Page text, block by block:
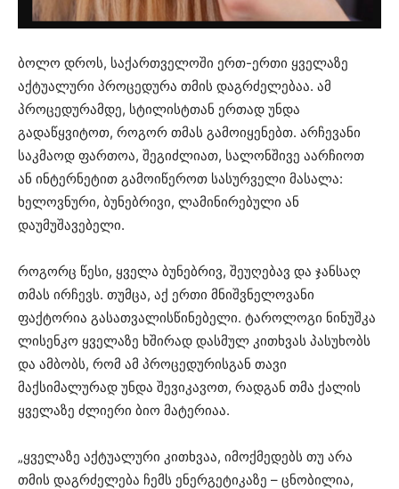
ბოლო დროს, საქართველოში ერთ-ერთი ყველაზე
აქტუალური პროცედურა თმის დაგრძელებაა. ამ
პროცედურამდე, სტილისტთან ერთად უნდა
გადაწყვიტოთ, როგორ თმას გამოიყენებთ. არჩევანი
საკმაოდ ფართოა, შეგიძლიათ, სალონშივე აარჩიოთ
ან ინტერნეტით გამოიწეროთ სასურველი მასალა:
ხელოვნური, ბუნებრივი, ლამინირებული ან
დაუმუშავებელი.
როგორც წესი, ყველა ბუნებრივ, შეუღებავ და ჯანსაღ
თმას ირჩევს. თუმცა, აქ ერთი მნიშვნელოვანი
ფაქტორია გასათვალისწინებელი. ტაროლოგი ნინუშკა
ლისენკო ყველაზე ხშირად დასმულ კითხვას პასუხობს
და ამბობს, რომ ამ პროცედურისგან თავი
მაქსიმალურად უნდა შევიკავოთ, რადგან თმა ქალის
ყველაზე ძლიერი ბიო მატერიაა.
„ყველაზე აქტუალური კითხვაა, იმოქმედებს თუ არა
თმის დაგრძელება ჩემს ენერგეტიკაზე – ცნობილია,